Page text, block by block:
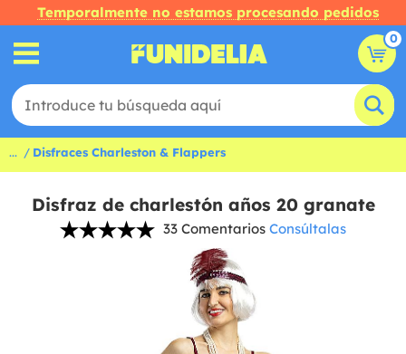
Temporalmente no estamos procesando pedidos
0
... Disfraces Charleston & Flappers
Disfraz de charlestón años 20 granate
33 Comentarios Consúltalas